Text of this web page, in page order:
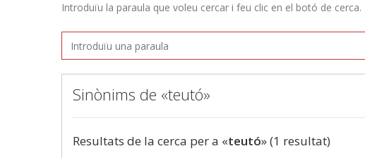
Introduïu la paraula que voleu cercar i feu clic en el botó de cerca.
Sinònims de «teutó»
Resultats de la cerca per a «teutó» (1 resultat)